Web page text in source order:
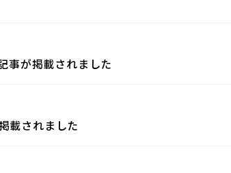
事が掲載されました
載されました